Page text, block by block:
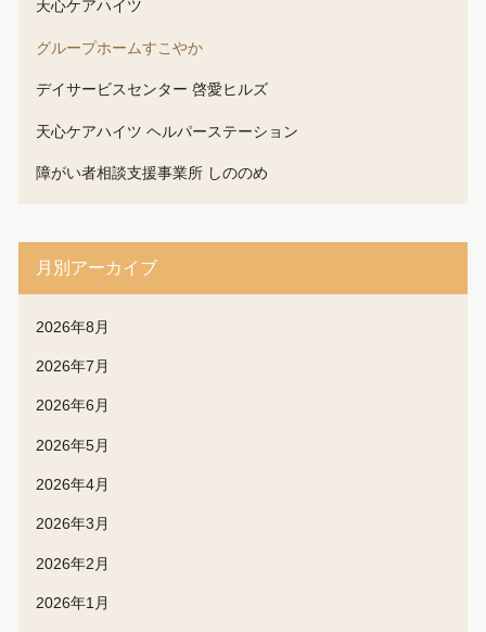
天心ケアハイツ
グループホームすこやか
デイサービスセンター 啓愛ヒルズ
天心ケアハイツ ヘルパーステーション
障がい者相談支援事業所 しののめ
月別アーカイブ
2026年8月
2026年7月
2026年6月
2026年5月
2026年4月
2026年3月
2026年2月
2026年1月